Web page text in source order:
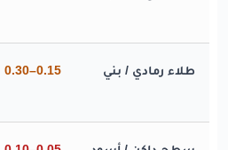
طلاء رمادي / بني 0.15–0.30